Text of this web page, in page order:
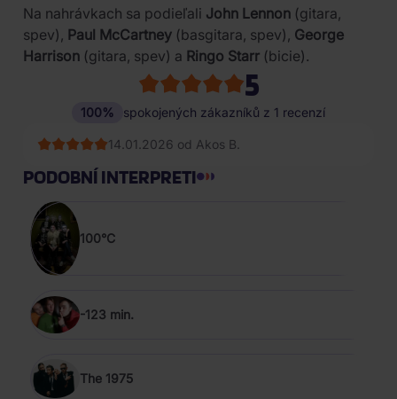
Na nahrávkach sa podieľali John Lennon (gitara,
spev), Paul McCartney (basgitara, spev), George
Harrison (gitara, spev) a Ringo Starr (bicie).
5
100% spokojených zákazníků z 1 recenzí
14.01.2026 od Akos B.
PODOBNÍ INTERPRETI
100°C
-123 min.
The 1975